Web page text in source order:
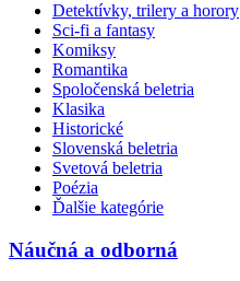
Detektívky, trilery a horory
Sci-fi a fantasy
Komiksy
Romantika
Spoločenská beletria
Klasika
Historické
Slovenská beletria
Svetová beletria
Poézia
Ďalšie kategórie
Náučná a odborná